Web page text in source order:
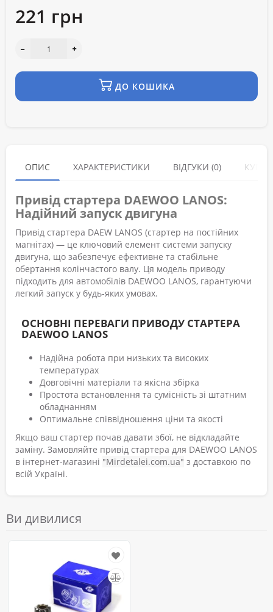
221 грн
ДО КОШИКА
ОПИС ХАРАКТЕРИСТИКИ ВІДГУКИ (0)
Привід стартера DAEWOO LANOS:
Надійний запуск двигуна
Привід стартера DAEW LANOS (стартер на постійних
магнітах) — це ключовий елемент системи запуску
двигуна, що забезпечує ефективне та стабільне
обертання колінчастого валу. Ця модель приводу
підходить для автомобілів DAEWOO LANOS, гарантуючи
легкий запуск у будь-яких умовах.
ОСНОВНІ ПЕРЕВАГИ ПРИВОДУ СТАРТЕРА
DAEWOO LANOS
Надійна робота при низьких та високих
температурах
Довговічні матеріали та якісна збірка
Простота встановлення та сумісність зі штатним
обладнанням
Оптимальне співвідношення ціни та якості
Якщо ваш стартер почав давати збої, не відкладайте
заміну. Замовляйте привід стартера для DAEWOO LANOS
в інтернет-магазині "Mirdetalei.com.ua" з доставкою по
всій Україні.
Ви дивилися